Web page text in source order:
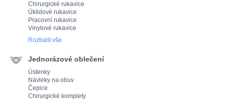
Chirurgické rukavice
Úklidové rukavice
Pracovní rukavice
Vinylové rukavice
Rozbalit vše
Jednorázové oblečení
Ústenky
Návleky na obuv
Čepice
Chirurgické komplety